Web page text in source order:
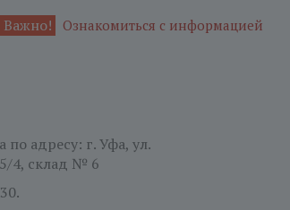
Важно! Ознакомиться с информацией
по адресу: г. Уфа, ул.
4, склад № 6